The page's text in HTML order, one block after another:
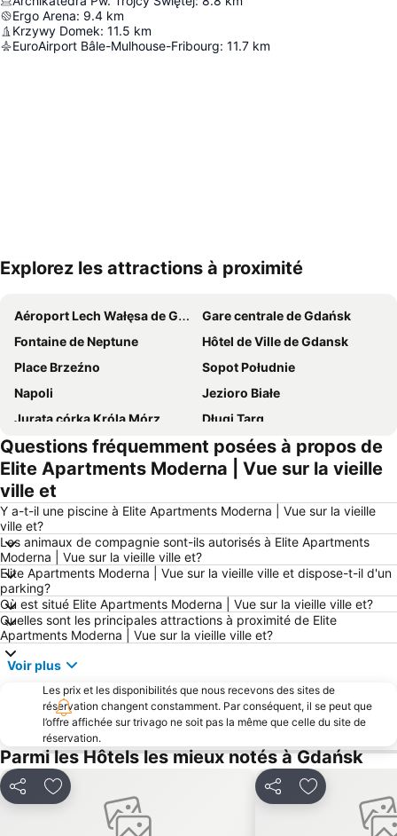
Ergo Arena: 9.4 km
Krzywy Domek: 11.5 km
EuroAirport Bâle-Mulhouse-Fribourg: 11.7 km
Explorez les attractions à proximité
Aéroport Lech Wałęsa de Gdańsk
Gare centrale de Gdańsk
Fontaine de Neptune
Hôtel de Ville de Gdansk
Place Brzeźno
Sopot Południe
Napoli
Jezioro Białe
Jurata córka Króla Mórz
Długi Targ
Gdańsk Convention Bureau
Oliwa
Jelitkowo
Jetée de Sopot
Basilique Mariacka
Hala Olivia
Przeróbka
Wrzeszcz Górny
Plaża Jurata
Centrum U7
Długa
Neptun
Mariacka
New Port Beach
Górki Zachodnie
Monte Cassino
Gołubieński Ogród Botaniczny
Zielona Brama
Orunia
Plaża Stogi
Plage de l'oiseau du paradis
Ergo Arena
Chwarzno
Plaża Kuźnica
Dni Malborka
Questions fréquemment posées à propos de
Elite Apartments Moderna | Vue sur la vieille
ville et
Y a-t-il une piscine à Elite Apartments Moderna | Vue sur la vieille
ville et?
Les animaux de compagnie sont-ils autorisés à Elite Apartments
Moderna | Vue sur la vieille ville et?
Elite Apartments Moderna | Vue sur la vieille ville et dispose-t-il d'un
parking?
Où est situé Elite Apartments Moderna | Vue sur la vieille ville et?
Quelles sont les principales attractions à proximité de Elite
Apartments Moderna | Vue sur la vieille ville et?
Voir plus
Les prix et les disponibilités que nous recevons des sites de
réservation changent constamment. Par conséquent, il se peut que
l’offre affichée sur trivago ne soit pas la même que celle du site de
réservation.
Parmi les Hôtels les mieux notés à Gdańsk
PartagerAjouter à mes favoris PartagerAjouter à